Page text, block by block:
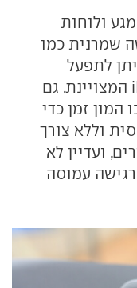
ולוחות
שמרנית כמו
לתפעל
מכפתור פיזי או מחוגת ה-iDrive המצויינת. גם
זמן כדי
וללא צורך
ועדיין לא
עמוסה